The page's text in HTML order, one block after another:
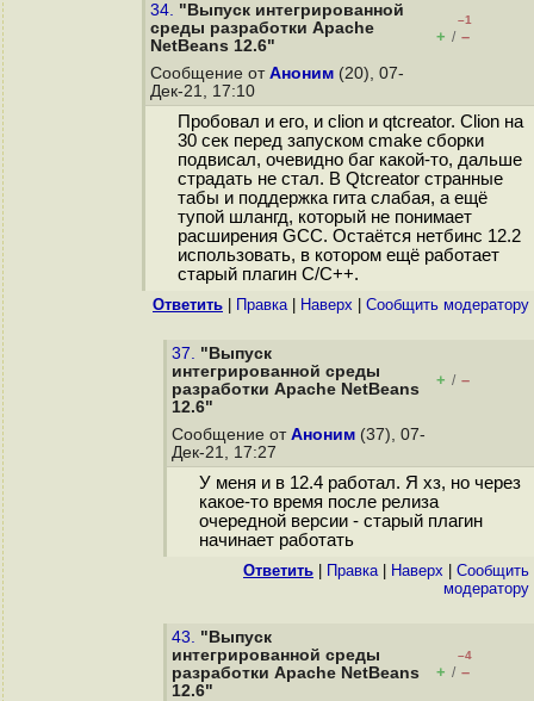
34. "Выпуск интегрированной
среды разработки Apache
NetBeans 12.6"
–1
+ / –
Сообщение от Аноним (20), 07-
Дек-21, 17:10
Пробовал и его, и clion и qtcreator. Clion на
30 сек перед запуском cmake сборки
подвисал, очевидно баг какой-то, дальше
страдать не стал. В Qtcreator странные
табы и поддержка гита слабая, а ещё
тупой шлангд, который не понимает
расширения GCC. Остаётся нетбинс 12.2
использовать, в котором ещё работает
старый плагин C/C++.
Ответить Правка| Наверх Cообщить модератору
37. "Выпуск
интегрированной среды
разработки Apache NetBeans
12.6"
+ / –
Сообщение от Аноним (37), 07-
Дек-21, 17:27
У меня и в 12.4 работал. Я хз, но через
какое-то время после релиза
очередной версии - старый плагин
начинает работать
Ответить Правка| Наверх
Cообщить
модератору
43. "Выпуск
интегрированной среды
разработки Apache NetBeans
12.6"
–4
+ / –